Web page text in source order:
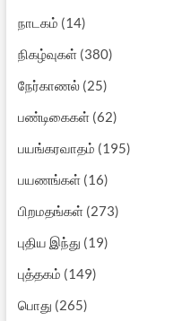
நாடகம் (14)
நிகழ்வுகள்(380)
நேர்காணல்(25)
பண்டிகைகள்(62)
பயங்கரவாதம் (195)
பயணங்கள்(16)
பிறமதங்கள்(273)
புதிய இந்து (19)
புத்தகம் (149)
பொது (265)